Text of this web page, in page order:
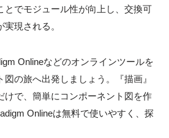
とでモジュール性が向上し、交換可
現される。
Onlineなどのオンラインツールを
の旅へ出発しましょう。『描画』
けで、簡単にコンポーネント図を作
Onlineは無料で使いやすく、探